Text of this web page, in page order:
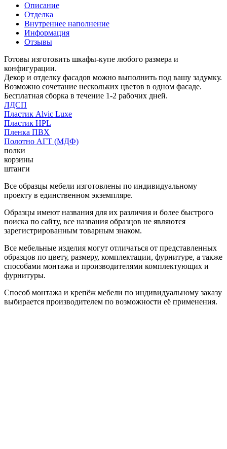
Описание
Отделка
Внутреннее наполнение
Информация
Отзывы
Готовы изготовить шкафы-купе любого размера и
конфигурации.
Декор и отделку фасадов можно выполнить под вашу задумку.
Возможно сочетание нескольких цветов в одном фасаде.
Бесплатная сборка в течение 1-2 рабочих дней.
ЛДСП
Пластик Alvic Luxe
Пластик HPL
Пленка ПВХ
Полотно АГТ (МДФ)
полки
корзины
штанги
Все образцы мебели изготовлены по индивидуальному
проекту в единственном экземпляре.
Образцы имеют названия для их различия и более быстрого
поиска по сайту, все названия образцов не являются
зарегистрированным товарным знаком.
Все мебельные изделия могут отличаться от представленных
образцов по цвету, размеру, комплектации, фурнитуре, а также
способами монтажа и производителями комплектующих и
фурнитуры.
Способ монтажа и крепёж мебели по индивидуальному заказу
выбирается производителем по возможности её применения.